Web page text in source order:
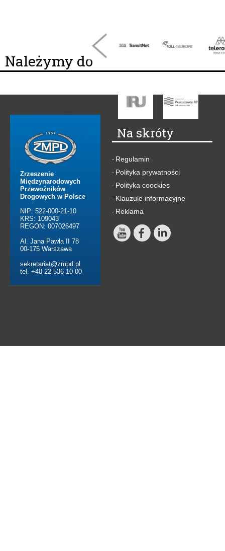
Należymy do
Zrzeszenie
Międzynarodowych
Przewoźników
Drogowych w Polsce
NIP: 522-000-21-10
KRS: 109043
REGON: 007026497
Al. Jana Pawła II 78
00-175 Warszawa
sekretariat@zmpd.pl
tel. +48 22 536 10 00
Na skróty
- Regulamin
- Polityka prywatności
- Polityka coockies
- Klauzule informacyjne
- Reklama